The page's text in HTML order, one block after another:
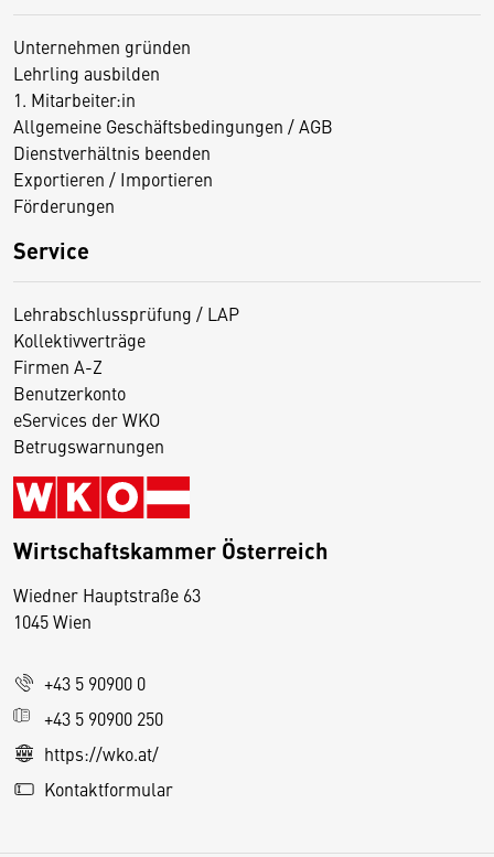
Unternehmen gründen
Lehrling ausbilden
1. Mitarbeiter:in
Allgemeine Geschäftsbedingungen / AGB
Dienstverhältnis beenden
Exportieren / Importieren
Förderungen
Service
Lehrabschlussprüfung / LAP
Kollektivverträge
Firmen A-Z
Benutzerkonto
eServices der WKO
Betrugswarnungen
Wirtschaftskammer Österreich
Wiedner Hauptstraße 63
1045 Wien
+43 5 90900 0
+43 5 90900 250
https://wko.at/
Kontaktformular
D
s
e
S
e